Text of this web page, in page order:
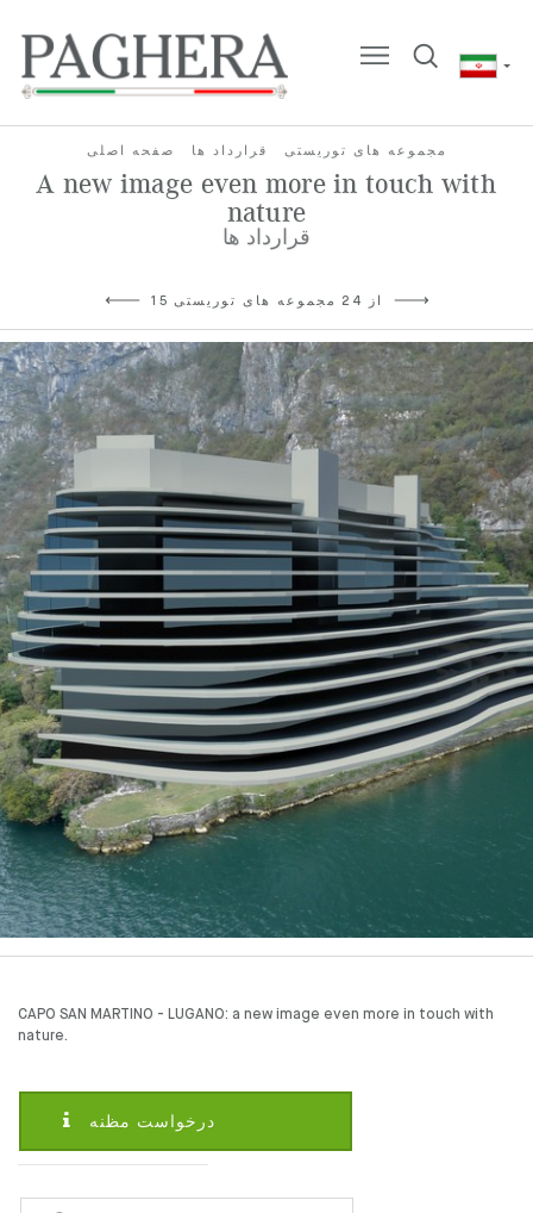
صفحه اصلی قرارداد ها مجموعه های توریستی
A new image even more in touch with
nature
قرارداد ها
15 از 24 مجموعه های توریستی
CAPO SAN MARTINO - LUGANO: a new image even more in touch with
nature.
درخواست مظنه